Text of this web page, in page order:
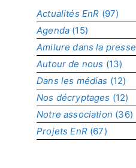
r
p
r
o
j
e
t
Actualités EnR (97)
Agenda (15)
Amilure dans la presse
Autour de nous (13)
Dans les médias (12)
Nos décryptages (12)
Notre association (36)
Projets EnR(67)